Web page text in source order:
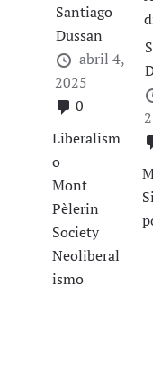
Santiago
Dussan
abril 4,
2025
0
Liberalism
o
Mont
Pèlerin
Society
Neoliberal
ismo